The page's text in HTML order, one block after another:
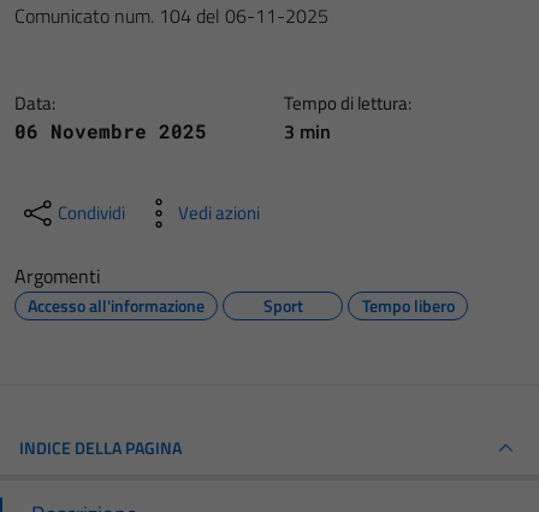
Comunicato num. 104 del 06-11-2025
Data:
06 Novembre 2025
Tempo di lettura:
3 min
Condividi Vedi azioni
Argomenti
Accesso all'informazione Sport Tempo libero
INDICE DELLA PAGINA